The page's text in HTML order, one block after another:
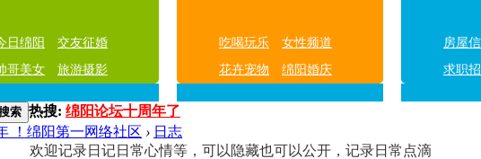
日绵阳
交友征婚
哥美女
旅游摄影
吃喝玩乐
女性频道
花卉宠物
绵阳婚庆
房屋
求职
索 热搜: 绵阳论坛十周年了
！绵阳第一网络社区 › 日志
欢迎记录日记日常心情等，可以隐藏也可以公开，记录日常点滴